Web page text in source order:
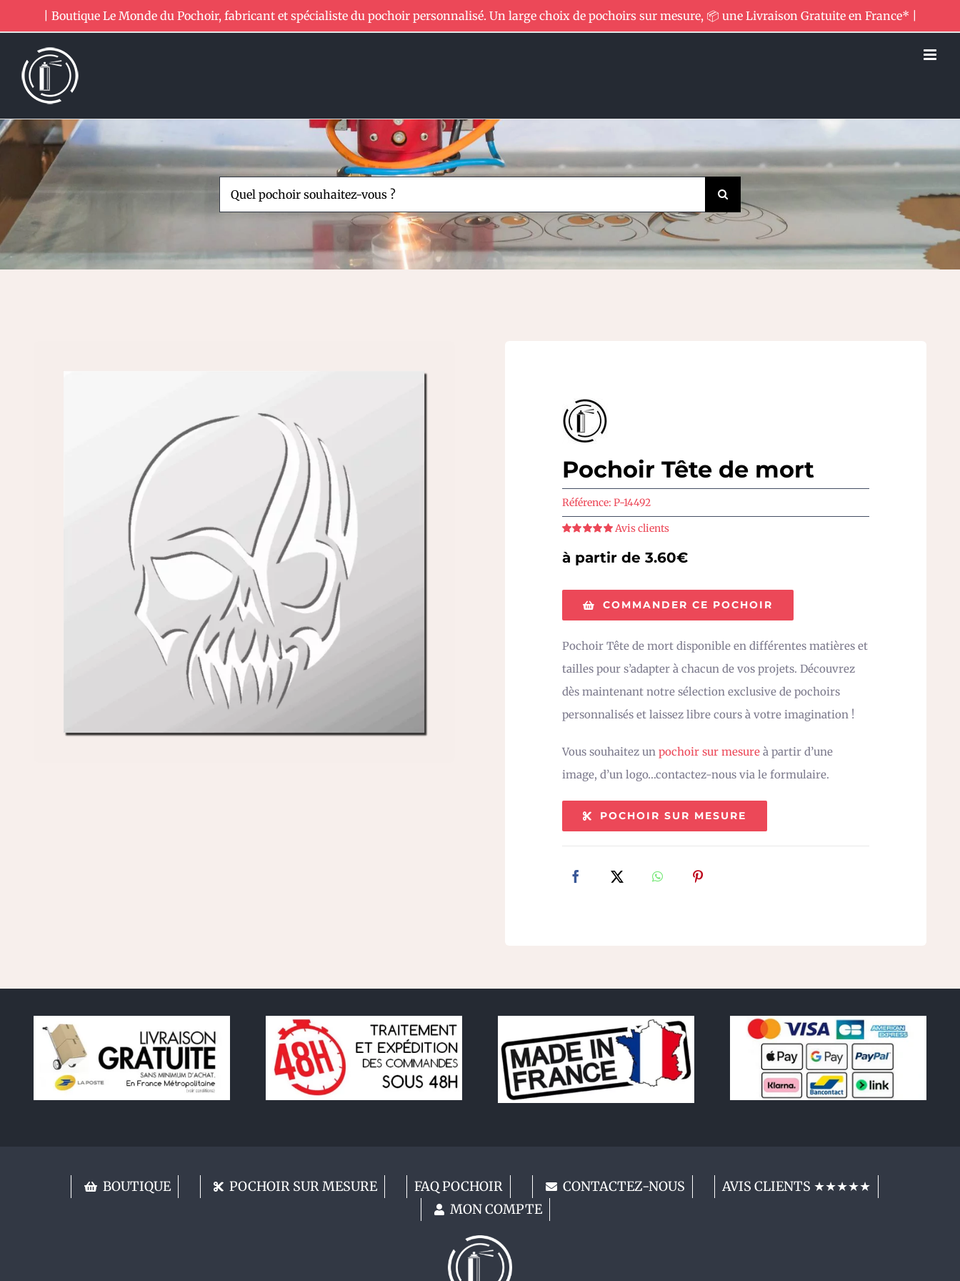
au
contenu
| Boutique Le Monde du Pochoir, fabricant et spécialiste du pochoir personnalisé. Un large choix de pochoirs sur mesure, 📦 une Livraison Gratuite en France* |
Rechercher:
Pochoir Tête de mort
Référence: P-14492
Avis clients
à partir de 3.60€
COMMANDER CE POCHOIR
Pochoir Tête de mort disponible en différentes matières et
tailles pour s’adapter à chacun de vos projets. Découvrez
dès maintenant notre sélection exclusive de pochoirs
personnalisés et laissez libre cours à votre imagination !
Vous souhaitez un pochoir sur mesure à partir d’une
image, d’un logo…contactez-nous via le formulaire.
POCHOIR SUR MESURE
BOUTIQUE POCHOIR SUR MESURE FAQ POCHOIR CONTACTEZ-NOUS
AVIS CLIENTS ★★★★★
MON COMPTE